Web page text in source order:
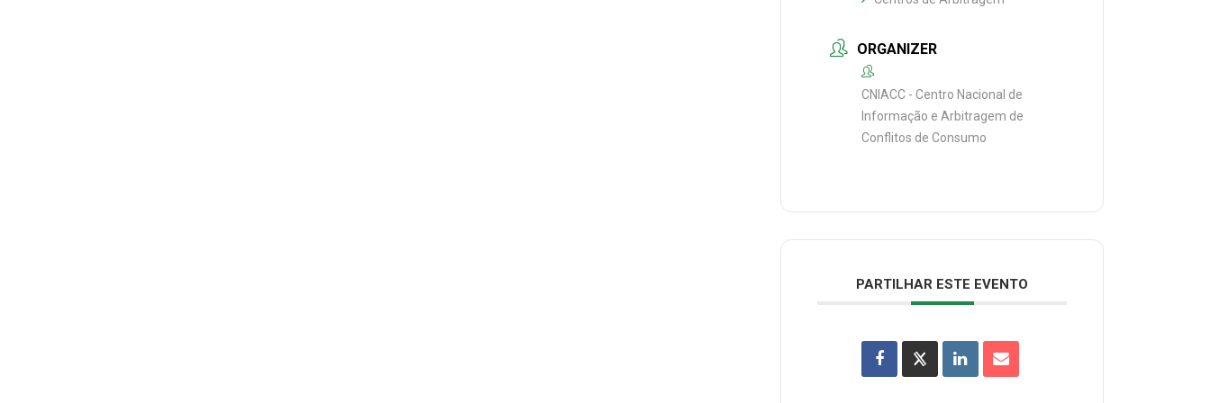
ORGANIZER
CNIACC - Centro Nacional de
Informação e Arbitragem de
Conflitos de Consumo
PARTILHAR ESTE EVENTO